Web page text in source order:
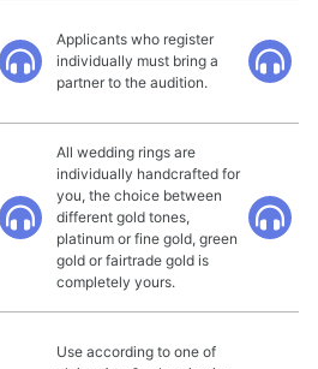
Applicants who register
individually must bring a
partner to the audition.
All wedding rings are
individually handcrafted for
you, the choice between
different gold tones,
platinum or fine gold, green
gold or fairtrade gold is
completely yours.
Use according to one of